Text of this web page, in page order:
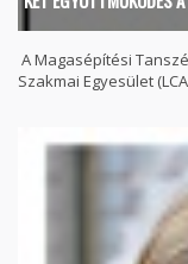
A Magasépítési
Szakmai Egyesület